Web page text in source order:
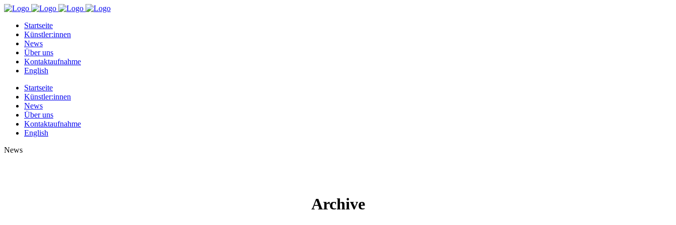
Startseite
Künstler:innen
News
Über uns
Kontaktaufnahme
English
Startseite
Künstler:innen
News
Über uns
Kontaktaufnahme
English
News
Archive